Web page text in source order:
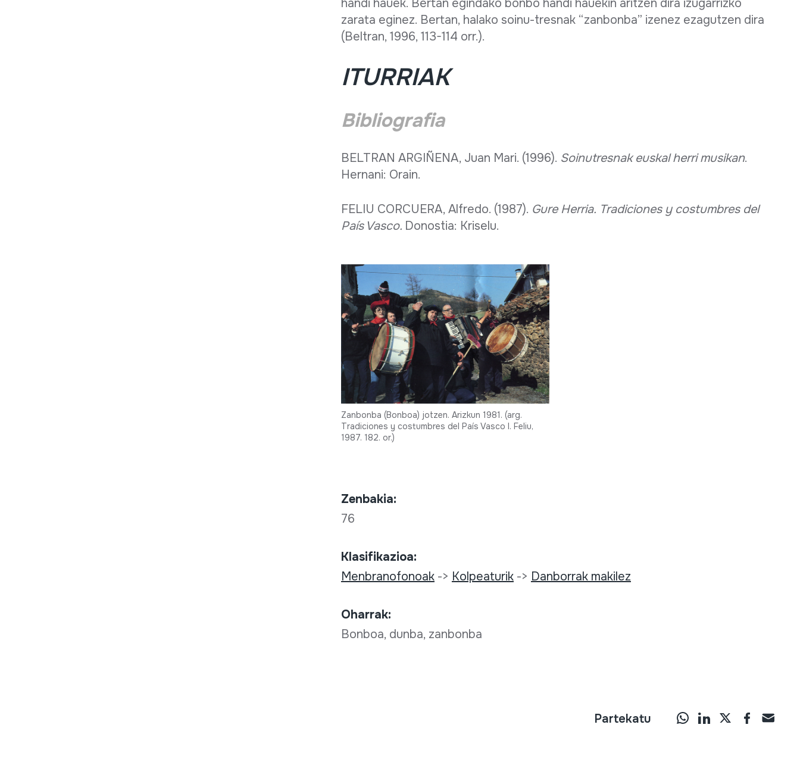
handi hauek. Bertan egindako bonbo handi hauekin aritzen dira izugarrizko
zarata eginez. Bertan, halako soinu-tresnak “zanbonba” izenez ezagutzen dira
(Beltran, 1996, 113-114 orr.).
ITURRIAK
Bibliografia
BELTRAN ARGIÑENA, Juan Mari. (1996). Soinutresnak euskal herri musikan.
Hernani: Orain.
FELIU CORCUERA, Alfredo. (1987). Gure Herria. Tradiciones y costumbres del
País Vasco. Donostia: Kriselu.
Zanbonba (Bonboa) jotzen. Arizkun 1981. (arg.
Tradiciones y costumbres del País Vasco I. Feliu,
1987. 182. or.)
Zenbakia:
76
Klasifikazioa:
Menbranofonoak-> Kolpeaturik-> Danborrak makilez
Oharrak:
Bonboa, dunba, zanbonba
Partekatu